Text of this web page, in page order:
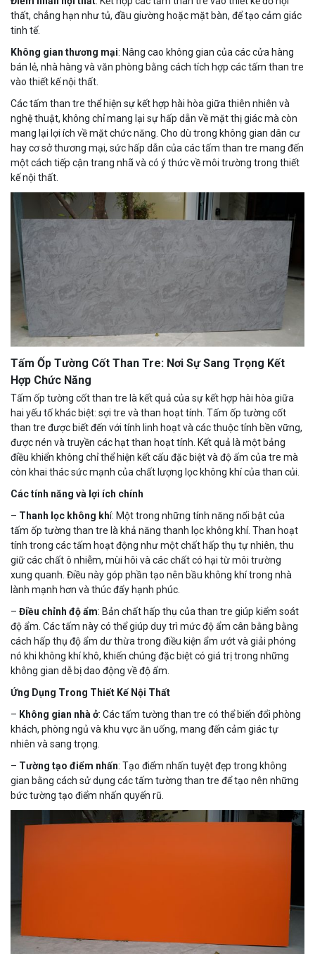
thất, chẳng hạn như tủ, đầu giường hoặc mặt bàn, để tạo cảm giác
tinh tế.
Không gian thương mại: Nâng cao không gian của các cửa hàng
bán lẻ, nhà hàng và văn phòng bằng cách tích hợp các tấm than tre
vào thiết kế nội thất.
Các tấm than tre thể hiện sự kết hợp hài hòa giữa thiên nhiên và
nghệ thuật, không chỉ mang lại sự hấp dẫn về mặt thị giác mà còn
mang lại lợi ích về mặt chức năng. Cho dù trong không gian dân cư
hay cơ sở thương mại, sức hấp dẫn của các tấm than tre mang đến
một cách tiếp cận trang nhã và có ý thức về môi trường trong thiết
kế nội thất.
Tấm Ốp Tường Cốt Than Tre: Nơi Sự Sang Trọng Kết
Hợp Chức Năng
Tấm ốp tường cốt than tre là kết quả của sự kết hợp hài hòa giữa
hai yếu tố khác biệt: sợi tre và than hoạt tính. Tấm ốp tường cốt
than tre được biết đến với tính linh hoạt và các thuộc tính bền vững,
được nén và truyền các hạt than hoạt tính. Kết quả là một bảng
điều khiển không chỉ thể hiện kết cấu đặc biệt và độ ấm của tre mà
còn khai thác sức mạnh của chất lượng lọc không khí của than củi.
Các tính năng và lợi ích chính
– Thanh lọc không khí: Một trong những tính năng nổi bật của
tấm ốp tường than tre là khả năng thanh lọc không khí. Than hoạt
tính trong các tấm hoạt động như một chất hấp thụ tự nhiên, thu
giữ các chất ô nhiễm, mùi hôi và các chất có hại từ môi trường
xung quanh. Điều này góp phần tạo nên bầu không khí trong nhà
lành mạnh hơn và thúc đẩy hạnh phúc.
– Điều chỉnh độ ẩm: Bản chất hấp thụ của than tre giúp kiểm soát
độ ẩm. Các tấm này có thể giúp duy trì mức độ ẩm cân bằng bằng
cách hấp thụ độ ẩm dư thừa trong điều kiện ẩm ướt và giải phóng
nó khi không khí khô, khiến chúng đặc biệt có giá trị trong những
không gian dễ bị dao động về độ ẩm.
Ứng Dụng Trong Thiết Kế Nội Thất
– Không gian nhà ở: Các tấm tường than tre có thể biến đổi phòng
khách, phòng ngủ và khu vực ăn uống, mang đến cảm giác tự
nhiên và sang trọng.
– Tường tạo điểm nhấn: Tạo điểm nhấn tuyệt đẹp trong không
gian bằng cách sử dụng các tấm tường than tre để tạo nên những
bức tường tạo điểm nhấn quyến rũ.